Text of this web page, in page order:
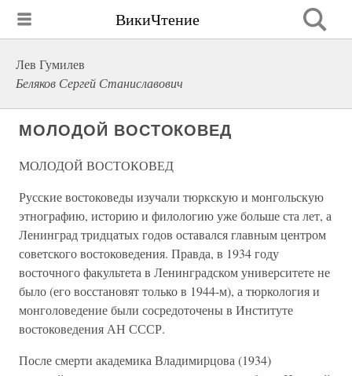
ВикиЧтение
Лев Гумилев
Беляков Сергей Станиславович
МОЛОДОЙ ВОСТОКОВЕД
МОЛОДОЙ ВОСТОКОВЕД
Русские востоковеды изучали тюркскую и монгольскую
этнографию, историю и филологию уже больше ста лет, а
Ленинград тридцатых годов оставался главным центром
советского востоковедения. Правда, в 1934 году
восточного факультета в Ленинградском университете не
было (его восстановят только в 1944-м), а тюркология и
монголоведение были сосредоточены в Институте
востоковедения АН СССР.
После смерти академика Владимирцова (1934)